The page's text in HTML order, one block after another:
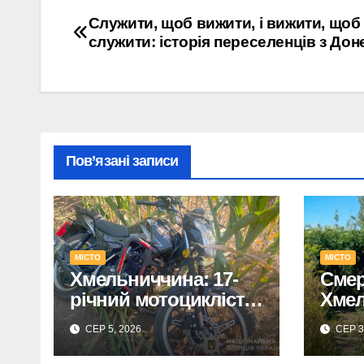
Навігація
Служити, щоб вижити, і вижити, щоб
служити: історія переселенців з
Пов’язані записи
МІСТО
Хмельниччина: 17-
річний мотоцикліст
зіткнувся з КАМАЗом
– є постраждалий.
СЕР 5, 2026
МІСТО
СЕР